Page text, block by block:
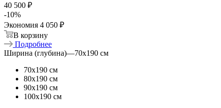
40 500 ₽
-10%
Экономия 4 050 ₽
В корзину
Подробнее
Ширина (глубина)—70х190 см
70х190 см
80х190 см
90х190 см
100х190 см